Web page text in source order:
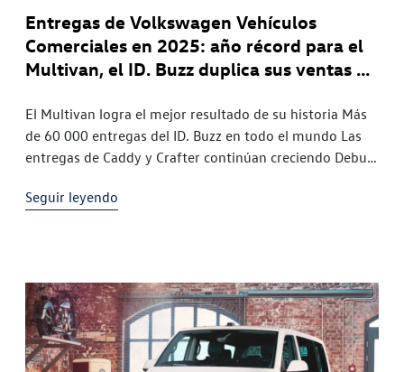
Entregas de Volkswagen Vehículos
Comerciales en 2025: año récord para el
Multivan, el ID. Buzz duplica sus ventas y
El Multivan logra el mejor resultado de su historia Más
de 60 000 entregas del ID. Buzz en todo el mundo Las
entregas de Caddy y Crafter continúan creciendo Debut
Seguir leyendo